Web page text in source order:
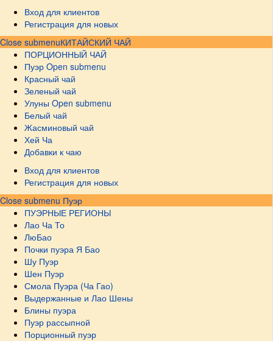
Вход для клиентов
Регистрация для новых
Close submenuКИТАЙСКИЙ ЧАЙ
ПОРЦИОННЫЙ ЧАЙ
Пуэр Open submenu
Красный чай
Зеленый чай
Улуны Open submenu
Белый чай
Жасминовый чай
Хей Ча
Добавки к чаю
Вход для клиентов
Регистрация для новых
Close submenu Пуэр
ПУЭРНЫЕ РЕГИОНЫ
Лао Ча То
ЛюБао
Почки пуэра Я Бао
Шу Пуэр
Шен Пуэр
Смола Пуэра (Ча Гао)
Выдержанные и Лао Шены
Блины пуэра
Пуэр рассыпной
Порционный пуэр